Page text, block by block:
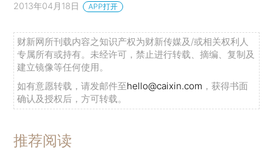
2013年04月18日 APP打开
财新网所刊载内容之知识产权为财新传媒及/或相关权利人
专属所有或持有。未经许可，禁止进行转载、摘编、复制及
建立镜像等任何使用。
如有意愿转载，请发邮件至hello@caixin.com ，获得书面
确认及授权后，方可转载。
推荐阅读